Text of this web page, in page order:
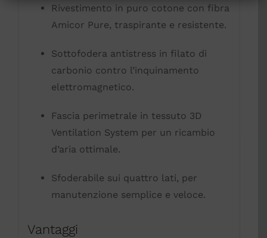
Rivestimento in puro cotone con fibra
Amicor Pure, traspirante e resistente.
Sottofodera antistress in filato di
carbonio contro l’inquinamento
elettromagnetico.
Fascia perimetrale in tessuto 3D
Ventilation System per un ricambio
d’aria ottimale.
Sfoderabile sui quattro lati, per
manutenzione semplice e veloce.
Vantaggi